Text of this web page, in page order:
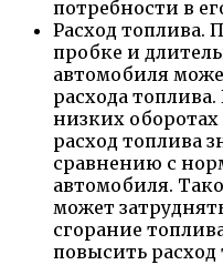
потребности в
Расход топлива.
пробке и
автомобиля
расхода
низких
расход топлива
сравнению с
автомобиля.
может
сгорание
повысить расход